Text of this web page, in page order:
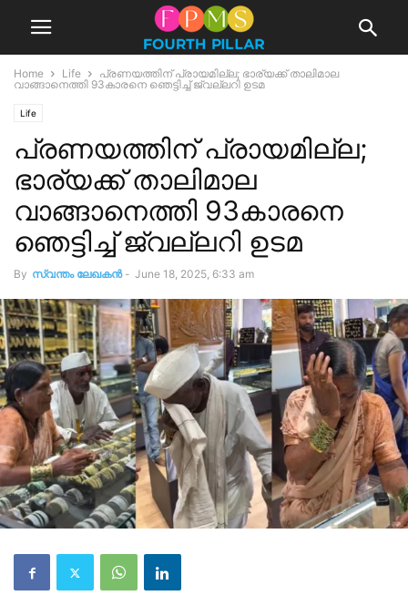
Home Life
പ്രണയത്തിന് പ്രായമില്ല; ഭാര്യക്ക് താലിമാല
വാങ്ങാനെത്തി 93കാരനെ ഞെട്ടിച്ച് ജ്വല്ലറി ഉടമ
Life
പ്രണയത്തിന് പ്രായമില്ല;
ഭാര്യക്ക് താലിമാല
വാങ്ങാനെത്തി 93കാരനെ
ഞെട്ടിച്ച് ജ്വല്ലറി ഉടമ
By സ്വന്തം ലേഖകന്‍ - June 18, 2025, 6:33 am